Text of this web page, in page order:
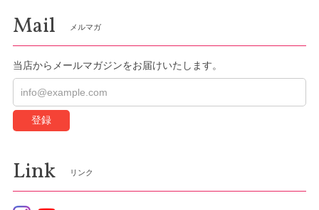
Mail メルマガ
当店からメールマガジンをお届けいたします。
登録
Link リンク